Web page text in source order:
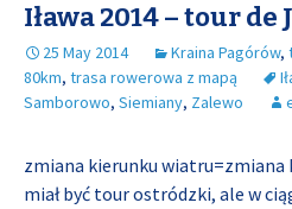
Iława 2014 – tour de
25 May 2014 Kraina Pagórów,
80km, trasa rowerowa z mapą
Samborowo, Siemiany, Zalewo
zmiana kierunku wiatru=zmiana
miał być tour ostródzki, ale w